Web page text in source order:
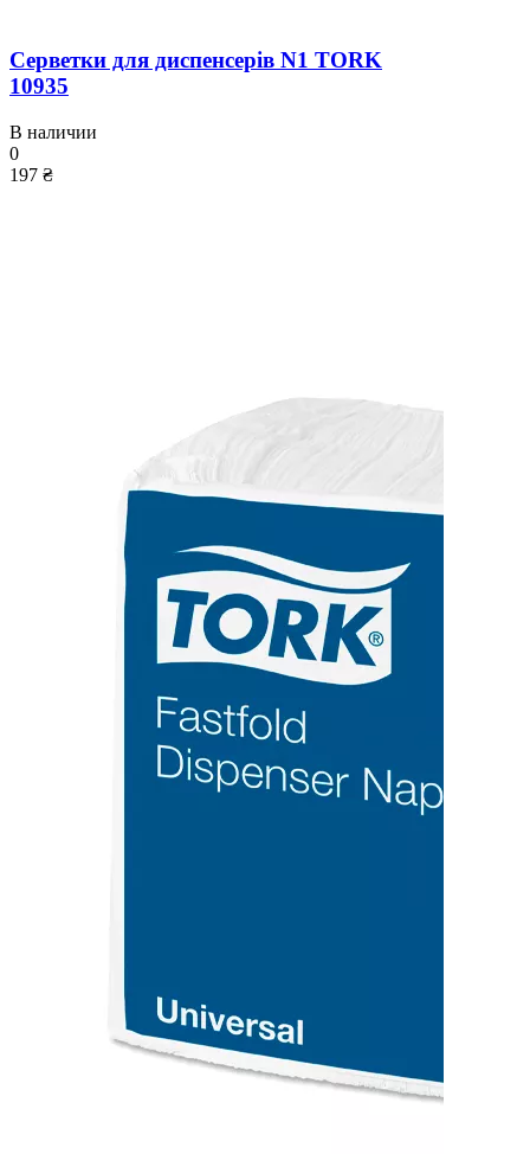
Серветки для диспенсерів N1 TORK
10935
В наличии
0
197 ₴